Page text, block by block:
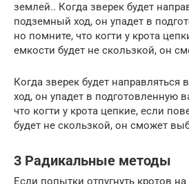
землей.. Когда зверек будет
подземный ход, он упадет в
но помните, что когти у крота
емкости будет не скользкой, он
Когда зверек будет
ход, он упадет в подготовленную
что когти у крота цепкие, если
будет не скользкой, он сможет
3 Радикальные методы
Если попытки отпугнуть кротов